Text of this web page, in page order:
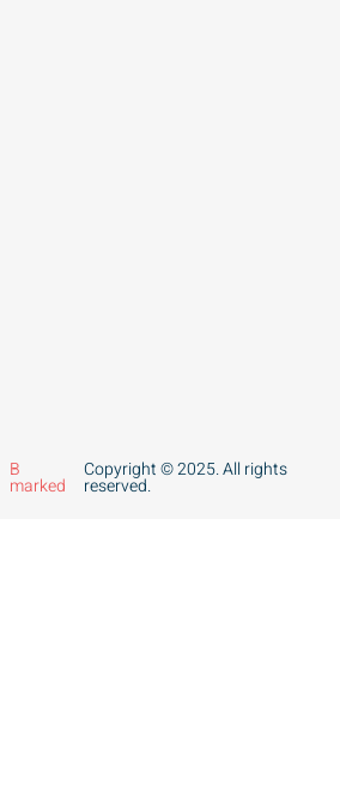
B
marked
Copyright © 2025. All rights
reserved.